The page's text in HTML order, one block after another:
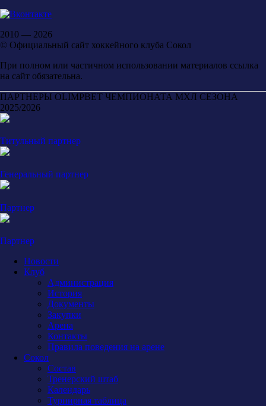
2010 — 2026
© Официальный сайт хоккейного клуба Сокол
При полном или частичном использовании материалов ссылка
на сайт обязательна.
ПАРТНЕРЫ OLIMPBET ЧЕМПИОНАТА МХЛ СЕЗОНА
2025/2026
Титульный партнер
Генеральный партнер
Партнер
Партнер
Новости
Клуб
Администрация
История
Документы
Закупки
Арена
Контакты
Правила поведения на арене
Сокол
Состав
Тренерский штаб
Календарь
Турнирная таблица